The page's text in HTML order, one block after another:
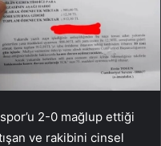
2-0 mağlup ettiği
ve rakibini cinsel